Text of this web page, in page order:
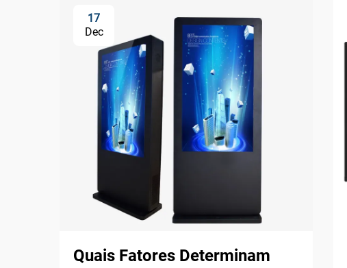
17
Dec
Quais Fatores Determinam